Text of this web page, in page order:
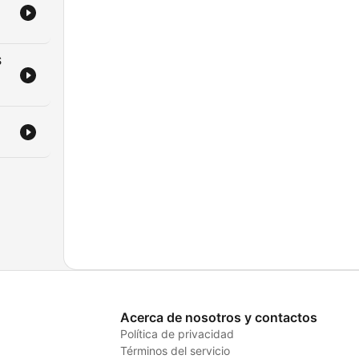
Acerca de nosotros y contactos
Política de privacidad
Términos del servicio